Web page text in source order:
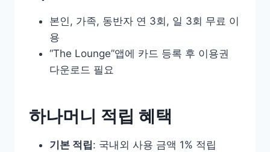
본인, 가족, 동반자 연 3회, 일 3회 무료 이
용
“The Lounge”앱에 카드 등록 후 이용권
다운로드 필요
하나머니 적립 혜택
기본 적립: 국내외 사용 금액 1% 적립